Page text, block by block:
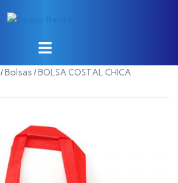
/Bolsas / BOLSA COSTAL CHICA